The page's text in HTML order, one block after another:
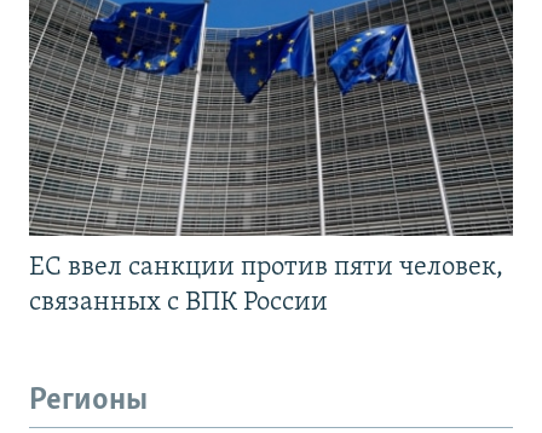
ЕС ввел санкции против пяти человек,
связанных с ВПК России
Регионы